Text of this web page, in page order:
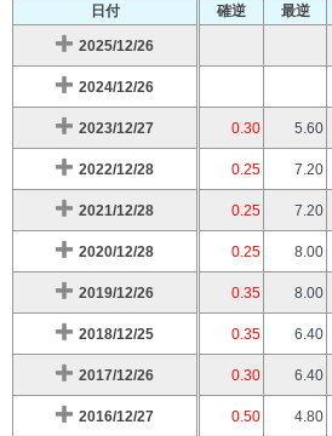
日付 確逆 最逆
2025/12/26
2024/12/26
2023/12/27 0.30 5.60
2022/12/28 0.25 7.20
2021/12/28 0.25 7.20
2020/12/28 0.25 8.00
2019/12/26 0.35 8.00
2018/12/25 0.35 6.40
2017/12/26 0.30 6.40
2016/12/27 0.50 4.80